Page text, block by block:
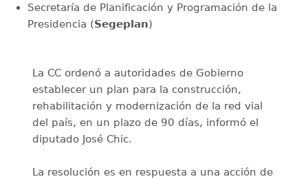
Secretaría de Planificación y Programación de la
Presidencia (Segeplan)
La CC ordenó a autoridades de Gobierno
establecer un plan para la construcción,
rehabilitación y modernización de la red vial
del país, en un plazo de 90 días, informó el
diputado José Chic.
La resolución es en respuesta a una acción de